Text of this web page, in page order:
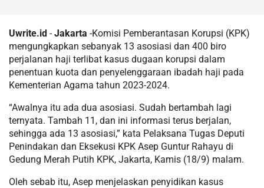
Uwrite.id -Jakarta -Komisi Pemberantasan Korupsi (KPK)
mengungkapkan sebanyak 13 asosiasi dan 400 biro
perjalanan haji terlibat kasus dugaan korupsi dalam
penentuan kuota dan penyelenggaraan ibadah haji pada
Kementerian Agama tahun 2023-2024.
“Awalnya itu ada dua asosiasi. Sudah bertambah lagi
ternyata. Tambah 11, dan ini informasi terus berjalan,
sehingga ada 13 asosiasi,” kata Pelaksana Tugas Deputi
Penindakan dan Eksekusi KPK Asep Guntur Rahayu di
Gedung Merah Putih KPK, Jakarta, Kamis (18/9) malam.
Oleh sebab itu, Asep menjelaskan penyidikan kasus